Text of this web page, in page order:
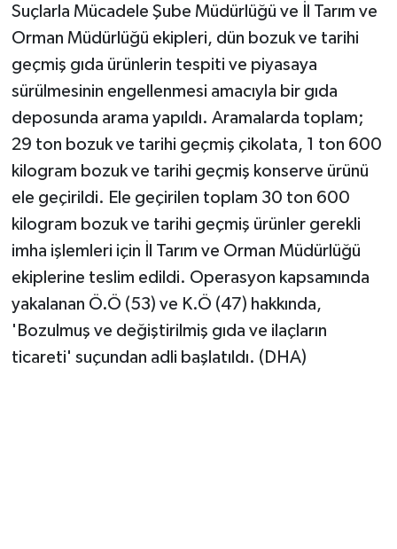
Suçlarla Mücadele Şube Müdürlüğü ve İl Tarım ve
Orman Müdürlüğü ekipleri, dün bozuk ve tarihi
geçmiş gıda ürünlerin tespiti ve piyasaya
sürülmesinin engellenmesi amacıyla bir gıda
deposunda arama yapıldı. Aramalarda toplam;
29 ton bozuk ve tarihi geçmiş çikolata, 1 ton 600
kilogram bozuk ve tarihi geçmiş konserve ürünü
ele geçirildi. Ele geçirilen toplam 30 ton 600
kilogram bozuk ve tarihi geçmiş ürünler gerekli
imha işlemleri için İl Tarım ve Orman Müdürlüğü
ekiplerine teslim edildi. Operasyon kapsamında
yakalanan Ö.Ö (53) ve K.Ö (47) hakkında,
'Bozulmuş ve değiştirilmiş gıda ve ilaçların
ticareti' suçundan adli başlatıldı. (DHA)
Sonsöz Özel
Spor
Vasıta
Yaşam